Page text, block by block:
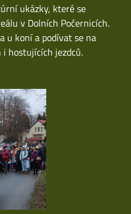
ukázky, které se
v Dolních Počernicích.
u koní a podívat se na
i hostujících jezdců.